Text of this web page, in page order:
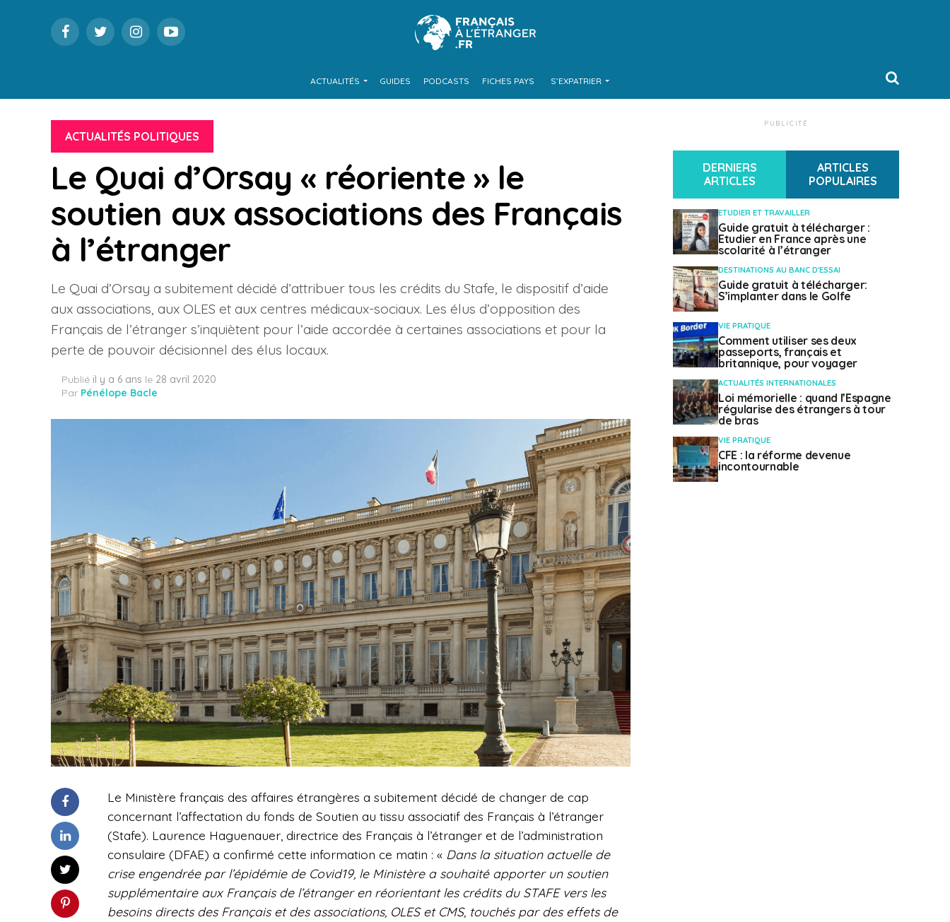
ACTUALITÉS GUIDES PODCASTS FICHES PAYS S’EXPATRIER
ACTUALITÉS POLITIQUES
Le Quai d’Orsay « réoriente » le
soutien aux associations des Français
à l’étranger
Le Quai d’Orsay a subitement décidé d’attribuer tous les crédits du Stafe, le dispositif d’aide
aux associations, aux OLES et aux centres médicaux-sociaux. Les élus d’opposition des
Français de l’étranger s’inquiètent pour l’aide accordée à certaines associations et pour la
perte de pouvoir décisionnel des élus locaux.
Publié il y a 6 ans le 28 avril 2020
Par Pénélope Bacle
Le Ministère français des affaires étrangères a subitement décidé de changer de cap
concernant l’affectation du fonds de Soutien au tissu associatif des Français à l’étranger
(Stafe). Laurence Haguenauer, directrice des Français à l’étranger et de l’administration
consulaire (DFAE) a confirmé cette information ce matin : « Dans la situation actuelle de
crise engendrée par l’épidémie de Covid19, le Ministère a souhaité apporter un soutien
supplémentaire aux Français de l’étranger en réorientant les crédits du STAFE vers les
besoins directs des Français et des associations, OLES et CMS, touchés par des effets de
PUBLICITÉ
DERNIERS
ARTICLES
ARTICLES
POPULAIRES
ETUDIER ET TRAVAILLER
Guide gratuit à télécharger :
Etudier en France après une
scolarité à l’étranger
DESTINATIONS AU BANC D'ESSAI
Guide gratuit à télécharger:
S’implanter dans le Golfe
VIE PRATIQUE
Comment utiliser ses deux
passeports, français et
britannique, pour voyager
ACTUALITÉS INTERNATIONALES
Loi mémorielle : quand l’Espagne
régularise des étrangers à tour
de bras
VIE PRATIQUE
CFE : la réforme devenue
incontournable